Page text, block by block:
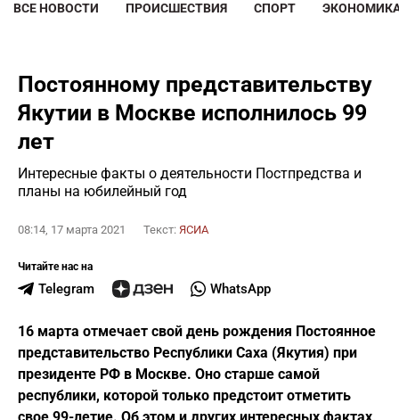
ВСЕ НОВОСТИ ПРОИСШЕСТВИЯ СПОРТ
Постоянному представительству
Якутии в Москве исполнилось 99
лет
Интересные факты о деятельности Постпредства и
планы на юбилейный год
08:14, 17 марта 2021 Текст: ЯСИА
Читайте нас на
Telegram WhatsApp
16 марта отмечает свой день рождения Постоянное
представительство Республики Саха (Якутия) при
президенте РФ в Москве. Оно старше самой
республики, которой только предстоит отметить